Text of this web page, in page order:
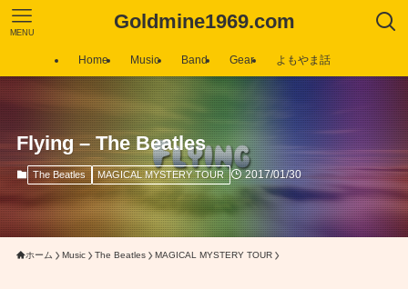
Goldmine1969.com
MENU
Home Music Band Gear よもやま話
Flying – The Beatles
The Beatles MAGICAL MYSTERY TOUR 2017/01/30
ホーム Music The Beatles MAGICAL MYSTERY TOUR